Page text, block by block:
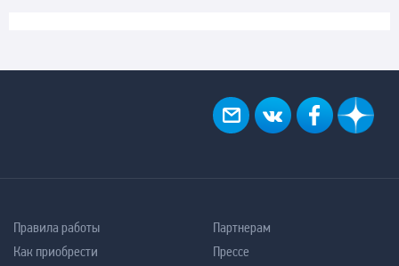
Правила работы
Как приобрести
Партнерам
Прессе